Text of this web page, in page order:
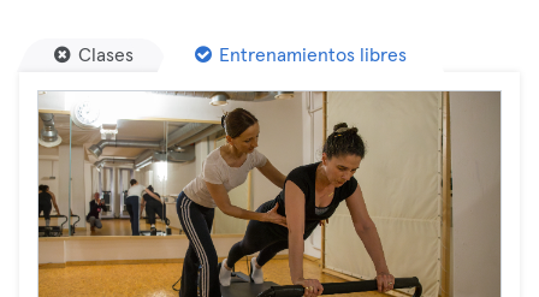
Clases Entrenamientos libres